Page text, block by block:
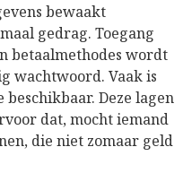
bewaakt
gedrag. Toegang
betaalmethodes wordt
wachtwoord. Vaak is
Deze lagen
dat, mocht iemand
die niet zomaar geld